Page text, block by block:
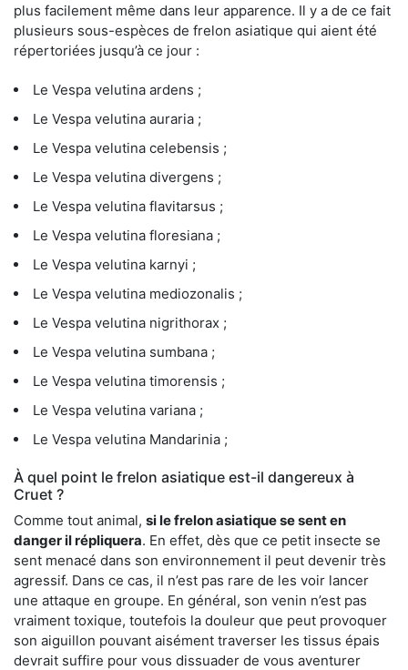
plus facilement même dans leur apparence. Il y a de ce fait
plusieurs sous-espèces de frelon asiatique qui aient été
répertoriées jusqu’à ce jour :
Le Vespa velutina ardens ;
Le Vespa velutina auraria ;
Le Vespa velutina celebensis ;
Le Vespa velutina divergens ;
Le Vespa velutina flavitarsus ;
Le Vespa velutina floresiana ;
Le Vespa velutina karnyi ;
Le Vespa velutina mediozonalis ;
Le Vespa velutina nigrithorax ;
Le Vespa velutina sumbana ;
Le Vespa velutina timorensis ;
Le Vespa velutina variana ;
Le Vespa velutina Mandarinia ;
À quel point le frelon asiatique est-il dangereux à
Cruet ?
Comme tout animal, si le frelon asiatique se sent en
danger il répliquera. En effet, dès que ce petit insecte se
sent menacé dans son environnement il peut devenir très
agressif. Dans ce cas, il n’est pas rare de les voir lancer
une attaque en groupe. En général, son venin n’est pas
vraiment toxique, toutefois la douleur que peut provoquer
son aiguillon pouvant aisément traverser les tissus épais
devrait suffire pour vous dissuader de vous aventurer